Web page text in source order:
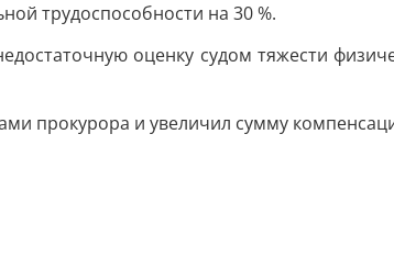
трудоспособности на 30 %.
оценку судом тяжести
прокурора и увеличил сумму